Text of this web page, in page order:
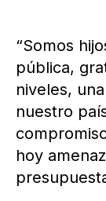
“Somos
pública,
niveles,
nuestro
hoy